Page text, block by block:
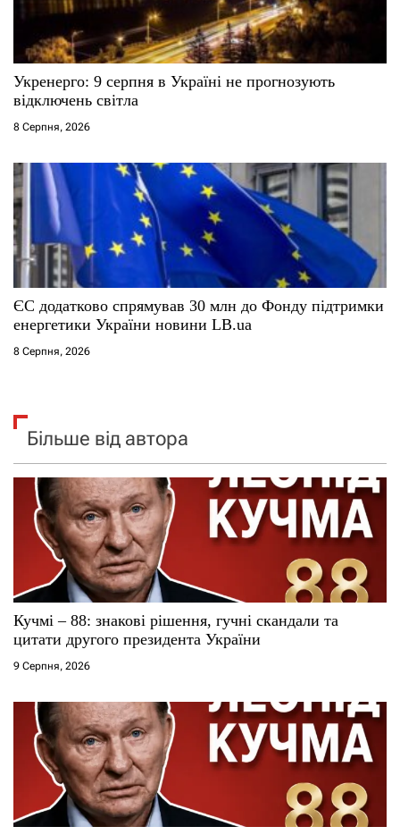
Укренерго: 9 серпня в Україні не прогнозують
відключень світла
8 Серпня, 2026
ЄС додатково спрямував 30 млн до Фонду підтримки
енергетики України новини LB.ua
8 Серпня, 2026
Більше від автора
Кучмі – 88: знакові рішення, гучні скандали та
цитати другого президента України
9 Серпня, 2026